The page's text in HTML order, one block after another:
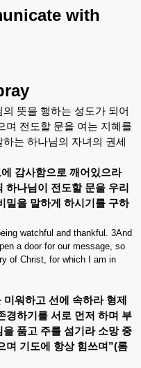
with
뜻을 행하는 성도가 되어
며 전도할 문을 여는 지혜를
하는 하나님의 자녀의 권세
감사함으로 깨어있으라
하나님이 전도할 문을 우리
밀을 말하게 하시기를 구하
watchful and thankful. 3And
a door for our message, so
of Christ, for which I am in
미워하고 선에 속하라 형제
경하기를 서로 먼저 하며 부
을 품고 주를 섬기라 소망 중
며 기도에 항상 힘쓰며 ”(롬